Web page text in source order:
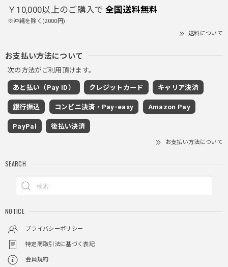
グレー/M
2025/11/28
着心地もいいしカジュアル味が出ていい
リティ
￥10,000以上のご購入で 全国送料無料
※沖縄を除く(2000円)
送料について
お支払い方法について
次の方法がご利用頂けます。
あと払い（Pay ID） クレジットカード キャリア決済
銀行振込 コンビニ決済・Pay-easy Amazon Pay
PayPal 後払い決済
お支払い方法について
SEARCH
NOTICE
プライバシーポリシー
特定商取引法に基づく表記
会員規約